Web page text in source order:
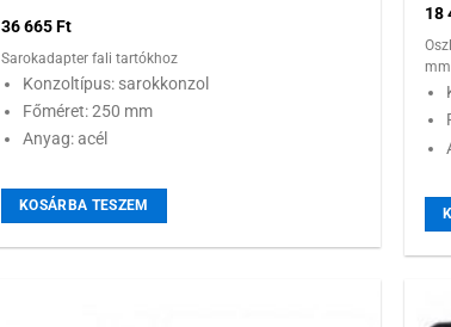
36 665Ft
Sarokadapter fali tartókhoz
Konzoltípus: sarokkonzol
Főméret: 250 mm
Anyag: acél
KOSÁRBA TESZEM
18